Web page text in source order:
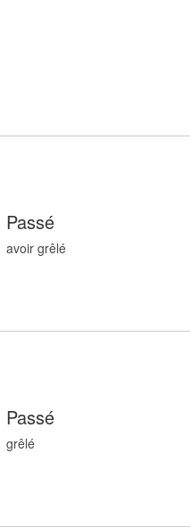
Passé
avoir grêlé
Passé
grêlé